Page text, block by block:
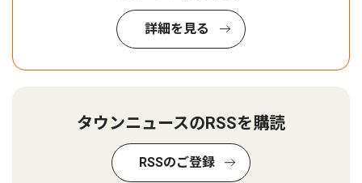
詳細を見る
タウンニュースのRSSを購読
RSSのご登録